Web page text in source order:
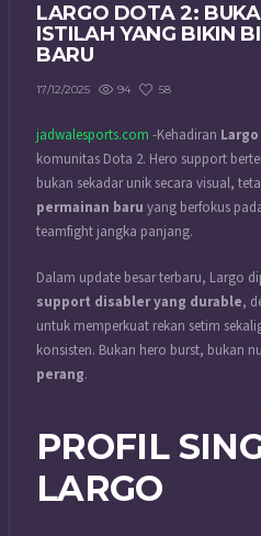
LARGO DOTA 2:
ISTILAH YANG BIKIN
BARU
17/12/2025 94 58
jadwalesports.com -Kehadiran Largo
komunitas Dota 2. Hero support
bukan sekadar unik secara visual,
permainan baru yang berfokus
teamfight jangka panjang.
Dalam update besar terbaru, Largo
support disabler yang durable,
untuk memperkuat rekan setim
konsisten. Bukan hero burst, bukan
perang.
PROFIL
LARGO